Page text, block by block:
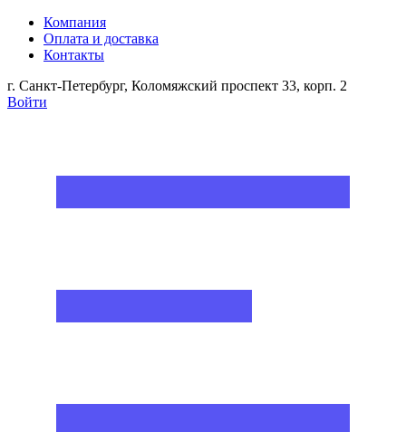
Компания
Оплата и доставка
Контакты
г. Санкт-Петербург, Коломяжский проспект 33, корп. 2
Войти